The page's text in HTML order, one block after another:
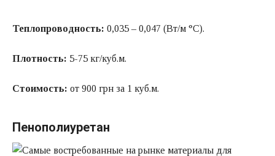
Теплопроводность: 0,035 – 0,047 (Вт/м °C).
Плотность: 5-75 кг/куб.м.
Стоимость: от 900 грн за 1 куб.м.
Пенополиуретан